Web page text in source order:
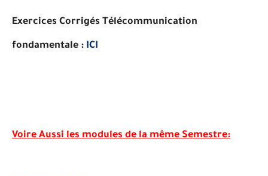
Exercices Corrigés Télécommunication
fondamentale : ICI
Voire Aussi les modules de la même Semestre: